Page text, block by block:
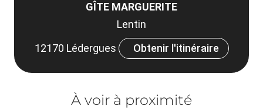
GÎTE MARGUERITE
Lentin
12170 Lédergues
Obtenir l'itinéraire
À voir à proximité